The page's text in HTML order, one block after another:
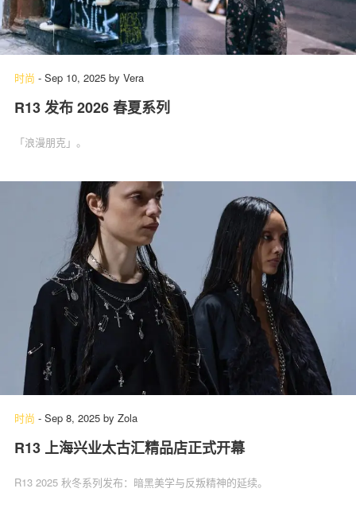
时尚 - Sep 10, 2025 by Vera
R13 发布 2026 春夏系列
「浪漫朋克」。
时尚 - Sep 8, 2025 by Zola
R13 上海兴业太古汇精品店正式开幕
R13 2025 秋冬系列发布：暗黑美学与反叛精神的延续。